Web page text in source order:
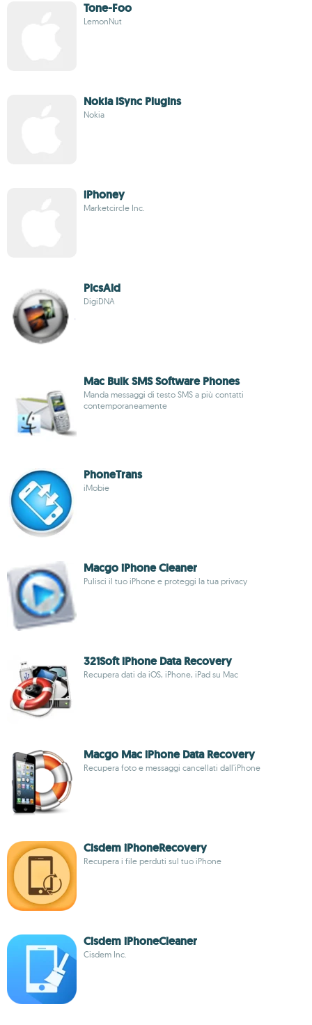
Tone-Foo
LemonNut
Nokia iSync Plugins
Nokia
iPhoney
Marketcircle Inc.
PicsAid
DigiDNA
Mac Bulk SMS Software Phones
Manda messaggi di testo SMS a più contatti
contemporaneamente
PhoneTrans
iMobie
Macgo iPhone Cleaner
Pulisci il tuo iPhone e proteggi la tua privacy
321Soft iPhone Data Recovery
Recupera dati da iOS, iPhone, iPad su Mac
Macgo Mac iPhone Data Recovery
Recupera foto e messaggi cancellati dall'iPhone
Cisdem iPhoneRecovery
Recupera i file perduti sul tuo iPhone
Cisdem iPhoneCleaner
Cisdem Inc.